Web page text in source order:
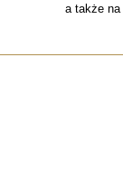
a także na